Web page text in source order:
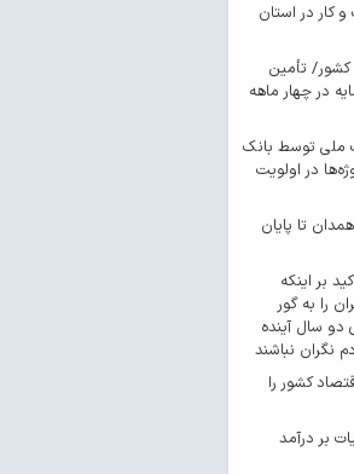
کسب‌ و کار در استان
کشور/ تأمین
در چهار ماهه
نهضت ملی توسط بانک
در اولویت
تا پایان
بر اینکه
را به گور
دو سال آینده
نگران نباشند
کشور را
بر درآمد